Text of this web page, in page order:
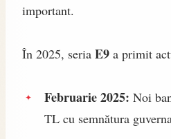
important.
În 2025, seria E9 a primit
Februarie 2025: Noi
TL cu semnătura